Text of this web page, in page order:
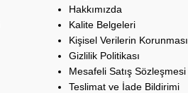
Hakkımızda
Kalite Belgeleri
Kişisel Verilerin Korunması
Gizlilik Politikası
Mesafeli Satış Sözleşmesi
Teslimat ve İade Bildirimi